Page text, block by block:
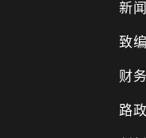
新
致
财
路